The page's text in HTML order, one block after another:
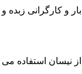
زبده و
در نیسان بار نظام آباد بار همه روزه